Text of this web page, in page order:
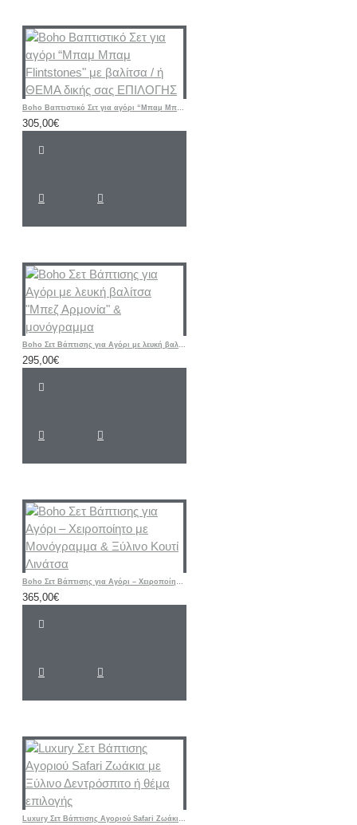
Boho Βαπτιστικό Σετ για αγόρι “Μπαμ Μπαμ Flintstones" με βαλίτσα / ή ΘΕΜΑ δικής σας ΕΠΙΛΟΓΗΣ
305,00€
Boho Σετ Βάπτισης για Αγόρι με λευκή βαλίτσα "Μπεζ Αρμονία" & μονόγραμμα
295,00€
Boho Σετ Βάπτισης για Αγόρι – Χειροποίητο με Μονόγραμμα & Ξύλινο Κουτί Λινάτσα
365,00€
Luxury Σετ Βάπτισης Αγoριού Safari Ζωάκια με Ξύλινο Δεντρόσπιτο ή θέμα επιλογής